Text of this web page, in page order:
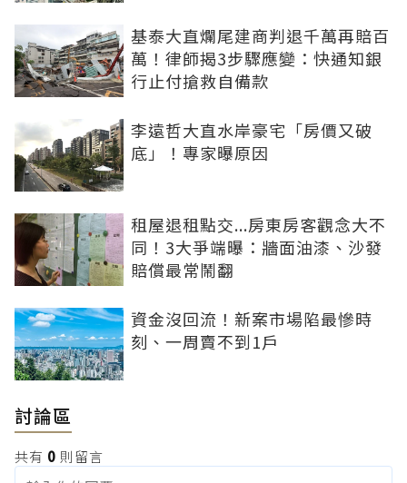
基泰大直爛尾建商判退千萬再賠百
萬！律師揭3步驟應變：快通知銀
行止付搶救自備款
李遠哲大直水岸豪宅「房價又破
底」！專家曝原因
租屋退租點交...房東房客觀念大不
同！3大爭端曝：牆面油漆、沙發
賠償最常鬧翻
資金沒回流！新案市場陷最慘時
刻、一周賣不到1戶
討論區
共有 0 則留言